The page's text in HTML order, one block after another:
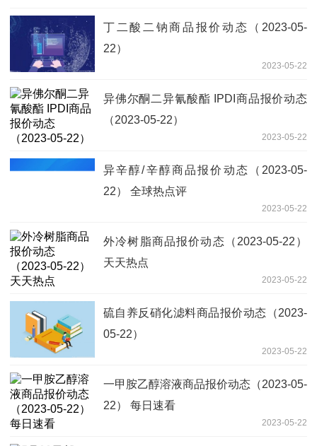
丁二酸二钠商品报价动态（2023-05-
22）
2023-05-22
异佛尔酮二异氰酸酯 IPDI商品报价动态
（2023-05-22）
2023-05-22
异辛醇/辛醇商品报价动态（2023-05-
22） 全球热点评
2023-05-22
外冷树脂商品报价动态（2023-05-22）
天天热点
2023-05-22
硫自养反硝化滤料商品报价动态（2023-
05-22）
2023-05-22
一甲胺乙醇溶液商品报价动态（2023-05-
22） 每日速看
2023-05-22